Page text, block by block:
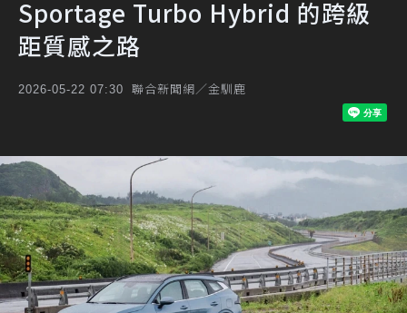
Sportage Turbo Hybrid 的跨級
距質感之路
2026-05-22 07:30 聯合新聞網／金馴鹿